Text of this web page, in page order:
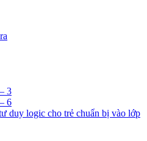
3
6
duy logic cho trẻ chuẩn bị vào lớp